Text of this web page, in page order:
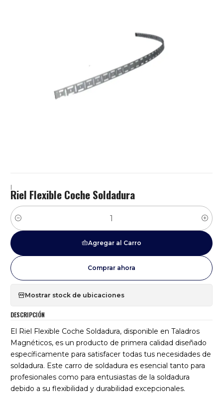
|
Riel Flexible Coche Soldadura
Cantidad
Agregar al Carro
Comprar ahora
Mostrar stock de ubicaciones
DESCRIPCIÓN
El Riel Flexible Coche Soldadura, disponible en Taladros
Magnéticos, es un producto de primera calidad diseñado
específicamente para satisfacer todas tus necesidades de
soldadura. Este carro de soldadura es esencial tanto para
profesionales como para entusiastas de la soldadura
debido a su flexibilidad y durabilidad excepcionales.